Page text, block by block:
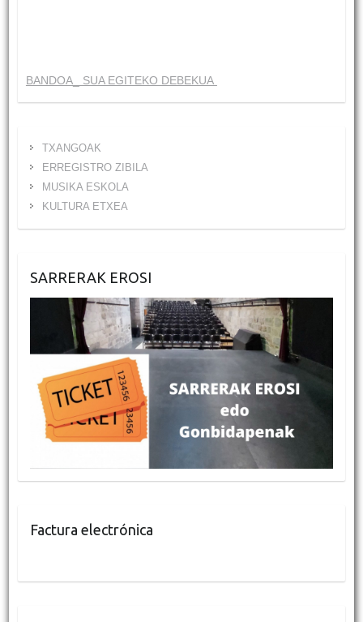
BANDOA_ SUA EGITEKO DEBEKUA
TXANGOAK
ERREGISTRO ZIBILA
MUSIKA ESKOLA
KULTURA ETXEA
SARRERAK EROSI
Factura electrónica